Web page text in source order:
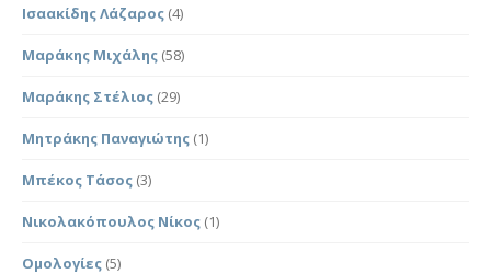
Ισαακίδης Λάζαρος (4)
Μαράκης Μιχάλης (58)
Μαράκης Στέλιος (29)
Μητράκης Παναγιώτης (1)
Μπέκος Τάσος (3)
Νικολακόπουλος Νίκος (1)
Ομολογίες (5)